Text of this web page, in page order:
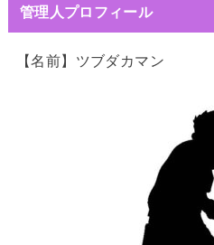
管理人プロフィール
【名前】ツブダカマン